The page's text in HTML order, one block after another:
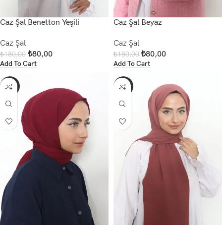
Caz Şal Benetton Yeşili
Caz Şal
₺180,00 ₺80,00
Add To Cart
Caz Şal Beyaz
Caz Şal
₺180,00 ₺80,00
Add To Cart
-56% -56%